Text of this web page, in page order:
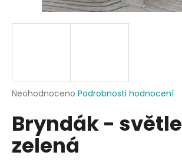
Průměrné
produktu
je
z
Neohodnoceno Podrobnosti hodnocení
Bryndák - světle
zelená
j
?